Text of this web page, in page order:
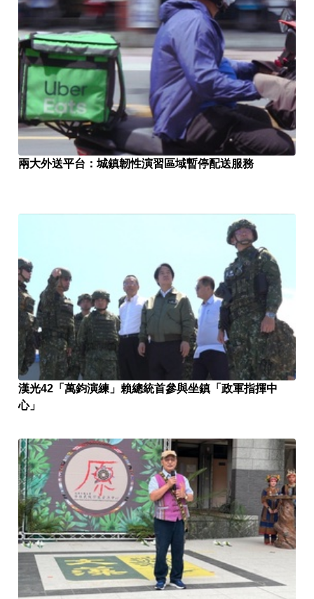
兩大外送平台：城鎮韌性演習區域暫停配送服務
漢光42「萬鈞演練」賴總統首參與坐鎮「政軍指揮中
心」